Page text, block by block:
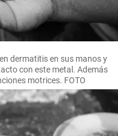
dermatitis en sus manos y
con este metal. Además
motrices. FOTO